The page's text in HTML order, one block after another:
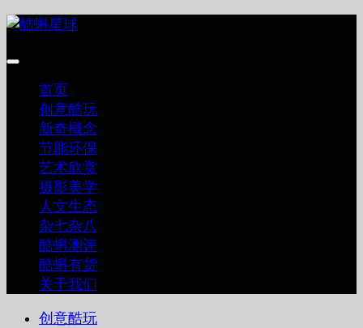
跳
内
首页
创意酷玩
新奇概念
节能环保
艺术欣赏
摄影美学
人文生态
杂七杂八
酷蝌测评
酷蝌有货
关于我们
创意酷玩